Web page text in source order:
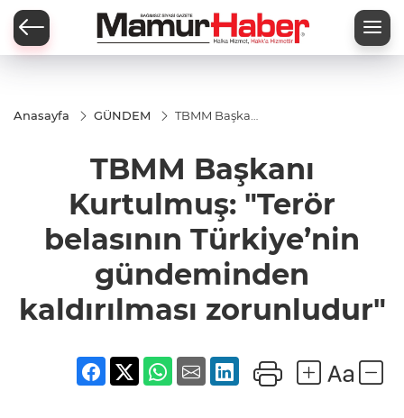
Anasayfa GÜNDEM
TBMM Başkanı
belasının
Türkiye’nin
gündeminden
kaldırılması
zorunludur"
TBMM Başkanı
Kurtulmuş: "Terör
belasının Türkiye’nin
gündeminden
kaldırılması zorunludur"